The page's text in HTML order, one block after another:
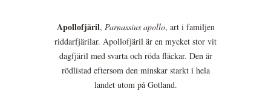
Apollofjäril, Parnassius apollo, art i familjen
riddarfjärilar. Apollofjäril är en mycket stor vit
dagfjäril med svarta och röda fläckar. Den är
rödlistad eftersom den minskar starkt i hela
landet utom på Gotland.